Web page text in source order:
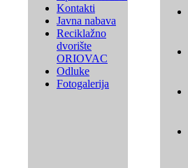
Kontakti
Javna nabava
Reciklažno
dvorište
ORIOVAC
Odluke
Fotogalerija